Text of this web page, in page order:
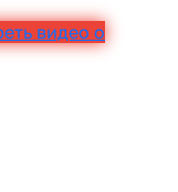
видео о